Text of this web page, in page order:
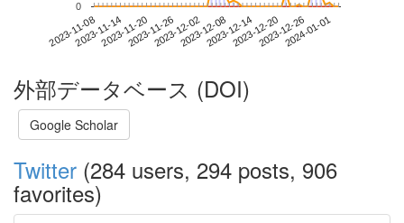
2023-11-082023-11-142023-11-202023-11-262023-12-022023-12-082023-12-142023-12-202023-12-262024-01-01
0
外部データベース (DOI)
Google Scholar
Twitter (284 users, 294 posts, 906
favorites)